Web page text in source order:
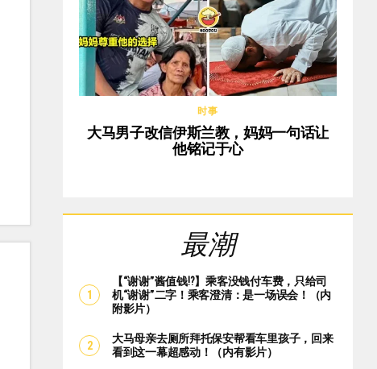
时事
大马男子改信伊斯兰教，妈妈一句话让
他铭记于心
最潮
【“谢谢”酱值钱⁉️】乘客没钱付车费，只给司
机“谢谢”二字！乘客澄清：是一场误会！（内
附影片）
大马母亲去厕所拜托保安帮看车里孩子，回来
看到这一幕超感动！（内有影片）